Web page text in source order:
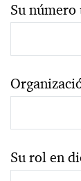
Su
Su rol en